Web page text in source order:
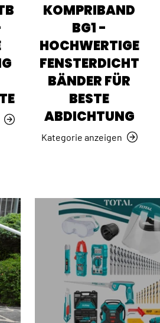
KOMPRIBAND
BG1 -
HOCHWERTIGE
FENSTERDICHT
BÄNDER FÜR
BESTE
ABDICHTUNG
Kategorie anzeigen